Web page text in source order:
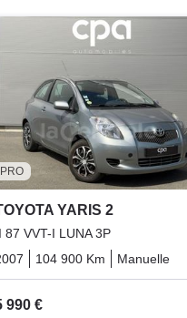
PRO
YARIS 2
87 VVT-I LUNA 3P
104 900 Km Manuelle
990 €